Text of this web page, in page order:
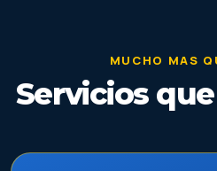
MUCHO MAS
Servicios